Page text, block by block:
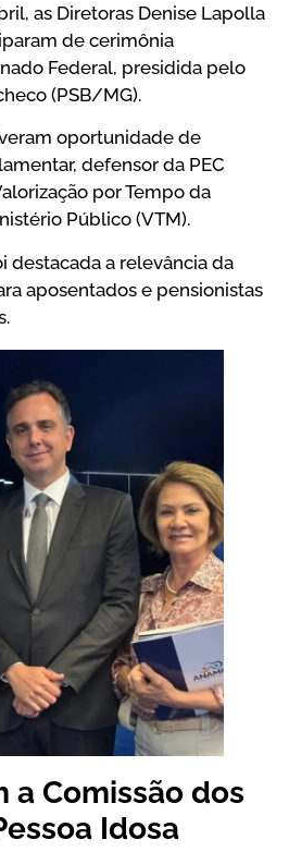
as Diretoras Denise Lapolla
de cerimônia
Federal, presidida pelo
(PSB/MG).
oportunidade de
defensor da PEC
por Tempo da
Público (VTM).
destacada a relevância da
aposentados e pensionistas
a Comissão dos
Idosa